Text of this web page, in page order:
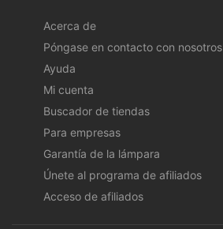
Acerca de
Póngase en contacto con nosotros
Ayuda
Mi cuenta
Buscador de tiendas
Para empresas
Garantía de la lámpara
Únete al programa de afiliados
Acceso de afiliados